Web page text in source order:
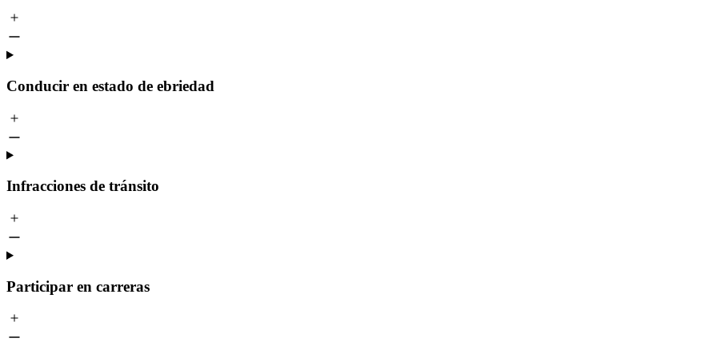
Conducir en estado de ebriedad
Infracciones de tránsito
Participar en carreras